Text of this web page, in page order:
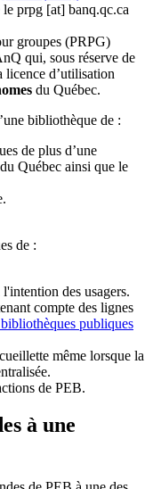
le prpg [at] banq.qc.ca
groupes (PRPG)
qui, sous réserve de
d’utilisation
du Québec.
bibliothèque de :
de plus d’une
Québec ainsi que le
de :
des usagers.
compte des lignes
publiques
même lorsque la
de PEB.
à une